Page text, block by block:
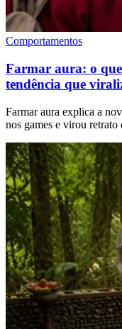
Comportamentos
Farmar aura: o
tendência que
Farmar aura explica a
nos games e virou